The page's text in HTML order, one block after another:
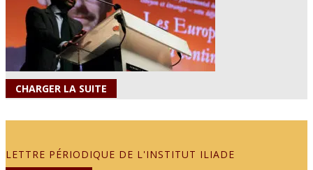
CHARGER LA SUITE
LETTRE PÉRIODIQUE DE L'INSTITUT ILIADE